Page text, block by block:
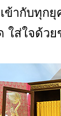
ข้ากับทุก
ใส่ใจด้ว